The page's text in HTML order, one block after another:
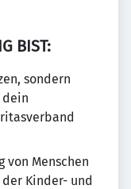
BIST:
sondern
dein
von Menschen
Kinder- und